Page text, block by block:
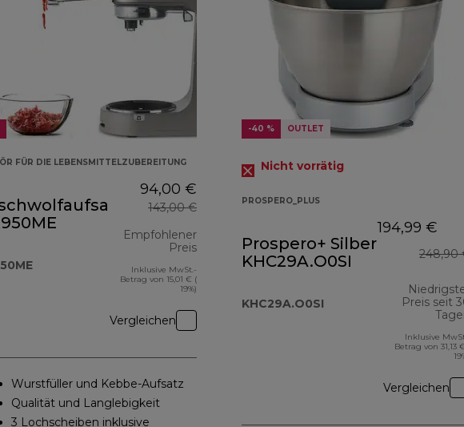
€
FÜR DIE LEBENSMITTELZUBEREITUNG
94,00 €
143,00 €
Empfohlener
Preis
Originalpreis 143,00 €
Inklusive MwSt.-
Betrag von 15,01 € (
19%)
Vergleichen
Wurstfüller und Kebbe-Aufsatz
Qualität und Langlebigkeit
3 Lochscheiben inklusive
-40 % OUTLET
Nicht vorrätig
PROSPERO_PLUS
Prospero+ Silber
KHC29A.O0SI
KHC29A.O0SI
194,99 €
248,90
Preis seit
Inklusive
Betrag von 31,13
Vergleichen